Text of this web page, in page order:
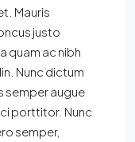
Mauris
justo
quam ac nibh
Nunc dictum
semper augue
porttitor. Nunc
semper,